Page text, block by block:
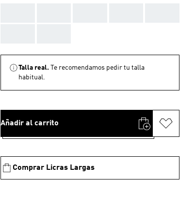
Talla real.
Te recomendamos pedir tu talla
habitual.
Añadir al carrito
Comprar Licras Largas